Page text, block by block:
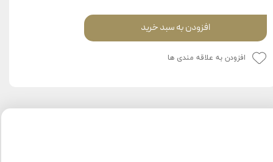
افزودن به سبد خرید
افزودن به علاقه مندی ها